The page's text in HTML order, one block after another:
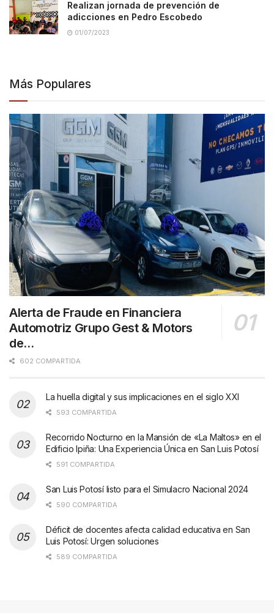
Realizan jornada de prevención de
adicciones en Pedro Escobedo
01/07/2023
Más Populares
Alerta de Fraude en Financiera
Automotriz Grupo Gest & Motors
de…
602 COMPARTIDA
La huella digital y sus implicaciones en el siglo XXI
593 COMPARTIDA
Recorrido Nocturno en la Mansión de «La Maltos» en el
Edificio Ipiña: Una Experiencia Única en San Luis Potosí
591 COMPARTIDA
San Luis Potosí listo para el Simulacro Nacional 2024
590 COMPARTIDA
Déficit de docentes afecta calidad educativa en San
Luis Potosí: Urgen soluciones
589 COMPARTIDA